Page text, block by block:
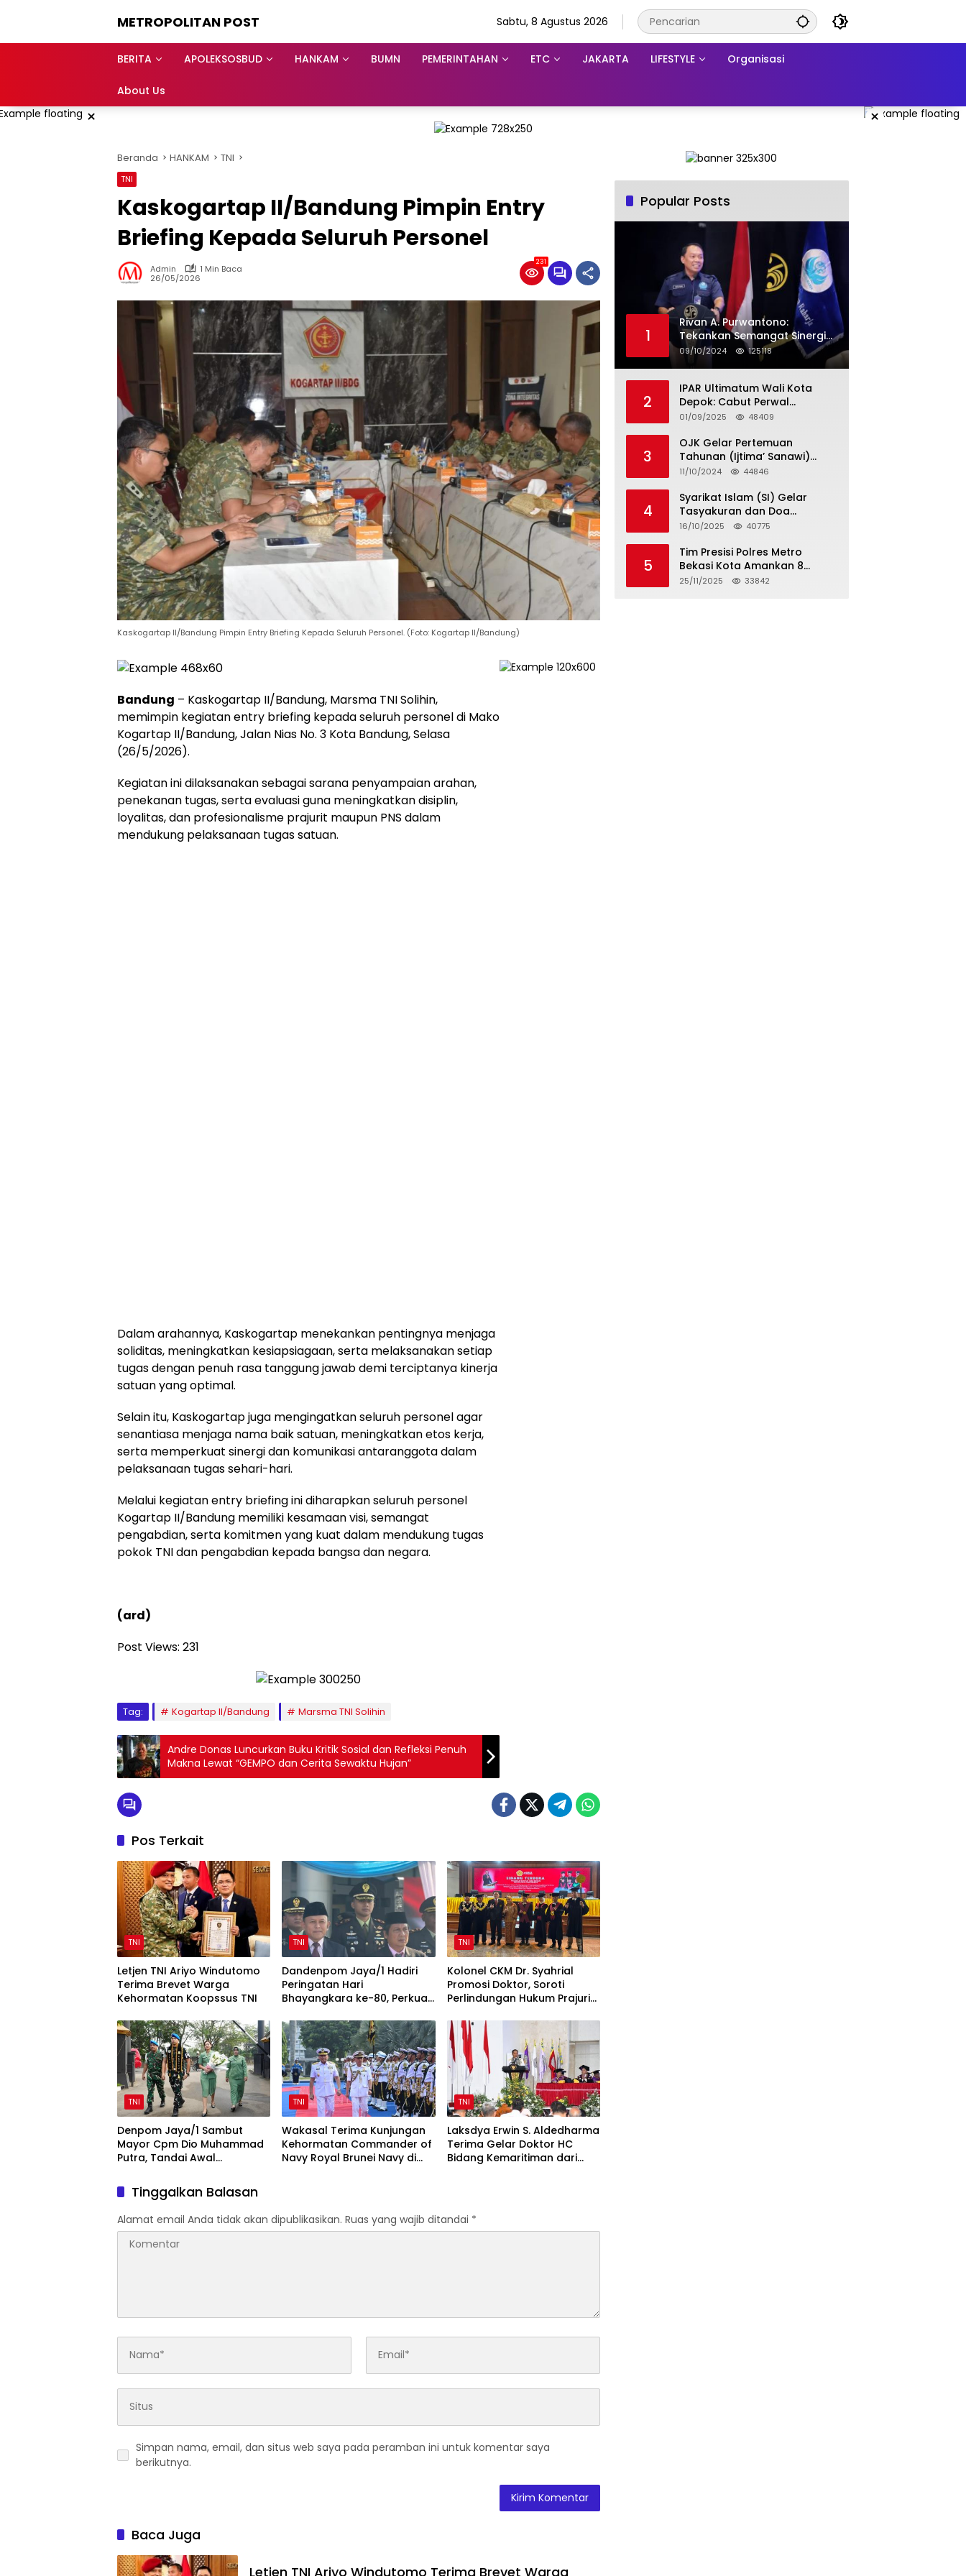
METROPOLITAN POST Sabtu, 8 Agustus 2026
BERITA APOLEKSOSBUD HANKAM BUMN PEMERINTAHAN ETC JAKARTA LIFESTYLE Organisasi
About Us
× ×
Beranda HANKAM TNI
TNI
Kaskogartap II/Bandung Pimpin Entry
Briefing Kepada Seluruh Personel
Admin
1 Min Baca
26/05/2026
231
Kaskogartap II/Bandung Pimpin Entry Briefing Kepada Seluruh Personel. (Foto: Kogartap II/Bandung)
Bandung – Kaskogartap II/Bandung, Marsma TNI Solihin,
memimpin kegiatan entry briefing kepada seluruh personel di Mako
Kogartap II/Bandung, Jalan Nias No. 3 Kota Bandung, Selasa
(26/5/2026).
Kegiatan ini dilaksanakan sebagai sarana penyampaian arahan,
penekanan tugas, serta evaluasi guna meningkatkan disiplin,
loyalitas, dan profesionalisme prajurit maupun PNS dalam
mendukung pelaksanaan tugas satuan.
Dalam arahannya, Kaskogartap menekankan pentingnya menjaga
soliditas, meningkatkan kesiapsiagaan, serta melaksanakan setiap
tugas dengan penuh rasa tanggung jawab demi terciptanya kinerja
satuan yang optimal.
Selain itu, Kaskogartap juga mengingatkan seluruh personel agar
senantiasa menjaga nama baik satuan, meningkatkan etos kerja,
serta memperkuat sinergi dan komunikasi antaranggota dalam
pelaksanaan tugas sehari-hari.
Melalui kegiatan entry briefing ini diharapkan seluruh personel
Kogartap II/Bandung memiliki kesamaan visi, semangat
pengabdian, serta komitmen yang kuat dalam mendukung tugas
pokok TNI dan pengabdian kepada bangsa dan negara.
(ard)
Post Views: 231
Tag: Kogartap II/Bandung Marsma TNI Solihin
Andre Donas Luncurkan Buku Kritik Sosial dan Refleksi Penuh
Makna Lewat “GEMPO dan Cerita Sewaktu Hujan”
Pos Terkait
TNI
Letjen TNI Ariyo Windutomo
Terima Brevet Warga
Kehormatan Koopssus TNI
TNI
Dandenpom Jaya/1 Hadiri
Peringatan Hari
Bhayangkara ke-80, Perkuat
TNI
Kolonel CKM Dr. Syahrial
Promosi Doktor, Soroti
Perlindungan Hukum Prajurit
TNI
Denpom Jaya/1 Sambut
Mayor Cpm Dio Muhammad
Putra, Tandai Awal
TNI
Wakasal Terima Kunjungan
Kehormatan Commander of
Navy Royal Brunei Navy di
TNI
Laksdya Erwin S. Aldedharma
Terima Gelar Doktor HC
Bidang Kemaritiman dari
Tinggalkan Balasan
Alamat email Anda tidak akan dipublikasikan. Ruas yang wajib ditandai *
Simpan nama, email, dan situs web saya pada peramban ini untuk komentar saya
berikutnya.
Baca Juga
Letjen TNI Ariyo Windutomo Terima Brevet Warga
Popular Posts
1
Rivan A. Purwantono:
Tekankan Semangat Sinergi
dan Kolaborasi dalam
Rakernas Serikat Pekerja Jasa
09/10/2024 125118
2
IPAR Ultimatum Wali Kota
Depok: Cabut Perwal
Tunjangan DPRD Rp40 Juta
Aksi Rakyat
01/09/2025 48409
3
OJK Gelar Pertemuan
Tahunan (Ijtima’ Sanawi)
Dewan Pengawas Syariah
11/10/2024 44846
4
Syarikat Islam (SI) Gelar
Tasyakuran dan Doa
Bersama Organisasi
16/10/2025 40775
5
Tim Presisi Polres Metro
Bekasi Kota Amankan 8
Remaja Diduga Hendak
25/11/2025 33842